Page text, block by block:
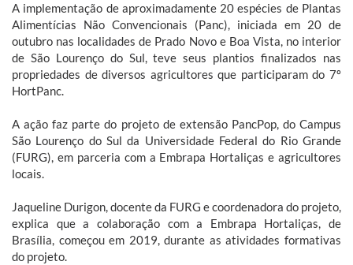
A implementação de aproximadamente 20 espécies de Plantas
Alimentícias Não Convencionais (Panc), iniciada em 20 de
outubro nas localidades de Prado Novo e Boa Vista, no interior
de São Lourenço do Sul, teve seus plantios finalizados nas
propriedades de diversos agricultores que participaram do 7º
HortPanc.
A ação faz parte do projeto de extensão PancPop, do Campus
São Lourenço do Sul da Universidade Federal do Rio Grande
(FURG), em parceria com a Embrapa Hortaliças e agricultores
locais.
Jaqueline Durigon, docente da FURG e coordenadora do projeto,
explica que a colaboração com a Embrapa Hortaliças, de
Brasília, começou em 2019, durante as atividades formativas
do projeto.